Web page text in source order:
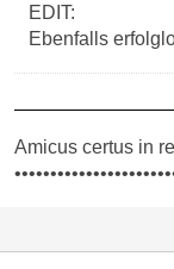
EDIT:
Ebenfalls
Amicus certus in